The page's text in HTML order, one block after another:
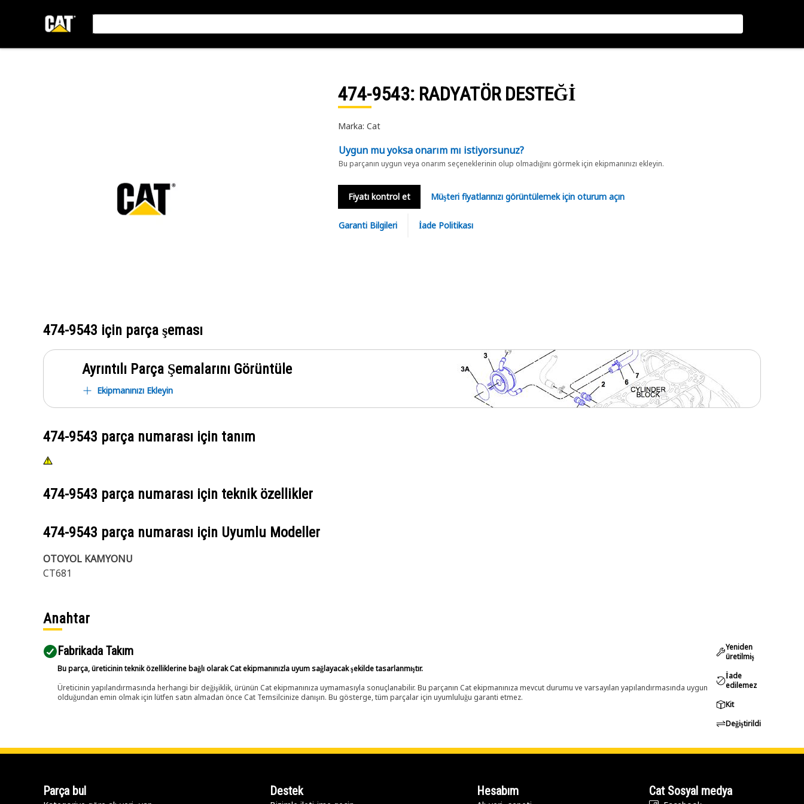
474-9543: RADYATÖR DESTEĞİ
Marka: Cat
Uygun mu yoksa onarım mı istiyorsunuz?
Bu parçanın uygun veya onarım seçeneklerinin olup olmadığını görmek için ekipmanınızı ekleyin.
Fiyatı kontrol et Müşteri fiyatlarınızı görüntülemek için oturum açın
Garanti Bilgileri İade Politikası
474-9543 için parça şeması
Ayrıntılı Parça Şemalarını Görüntüle
Ekipmanınızı Ekleyin
474-9543 parça numarası için tanım
474-9543 parça numarası için teknik özellikler
474-9543 parça numarası için Uyumlu Modeller
OTOYOL KAMYONU
CT681
Anahtar
Fabrikada Takım
Bu parça, üreticinin teknik özelliklerine bağlı olarak Cat ekipmanınızla uyum sağlayacak şekilde tasarlanmıştır.
Üreticinin yapılandırmasında herhangi bir değişiklik, ürünün Cat ekipmanınıza uymamasıyla sonuçlanabilir. Bu parçanın Cat ekipmanınıza mevcut durumu ve varsayılan yapılandırmasında uygun
olduğundan emin olmak için lütfen satın almadan önce Cat Temsilcinize danışın. Bu gösterge, tüm parçalar için uyumluluğu garanti etmez.
Yeniden
üretilmiş
İade
edilemez
Kit
Değiştirildi
Parça bul Destek Hesabım Cat Sosyal medya